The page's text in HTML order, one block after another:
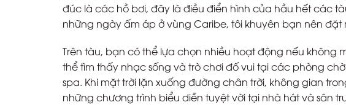
đúc là các hồ bơi, đây là điều điển hình của hầu hết các
những ngày ấm áp ở vùng Caribe, tôi khuyên bạn nên đặt
Trên tàu, bạn có thể lựa chọn nhiều hoạt động nếu không
thể tìm thấy nhạc sống và trò chơi đố vui tại các phòng
spa. Khi mặt trời lặn xuống đường chân trời, không gian
những chương trình biểu diễn tuyệt vời tại nhà hát và sân